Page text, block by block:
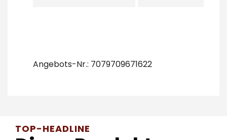
Angebots-Nr.: 7079709671622
TOP-HEADLINE